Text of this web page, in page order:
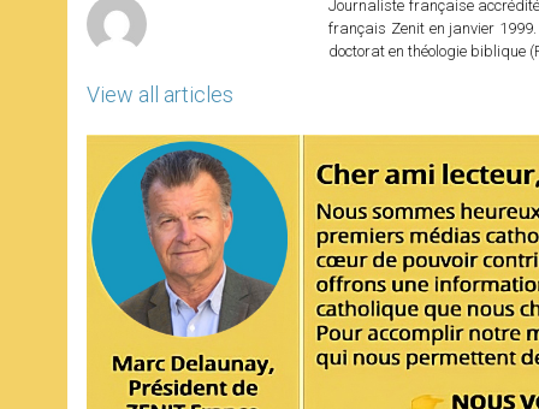
View all articles
Journaliste française
français Zenit en janvier
doctorat en théologie biblique